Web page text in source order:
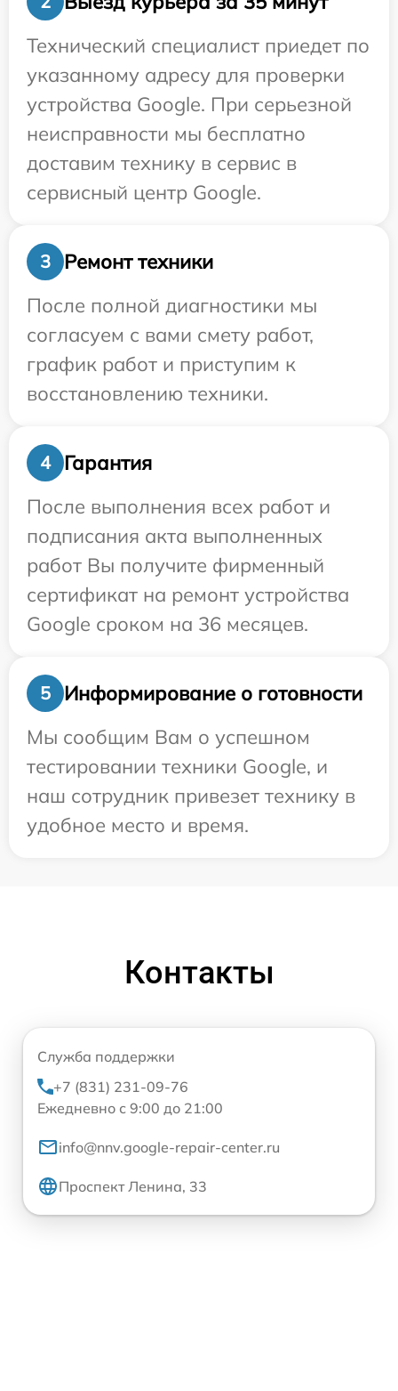
Технический специалист приедет по
указанному адресу для проверки
устройства Google. При серьезной
неисправности мы бесплатно
доставим технику в сервис в
сервисный центр Google.
3
Ремонт техники
После полной диагностики мы
согласуем с вами смету работ,
график работ и приступим к
восстановлению техники.
4
Гарантия
После выполнения всех работ и
подписания акта выполненных
работ Вы получите фирменный
сертификат на ремонт устройства
Google сроком на 36 месяцев.
5
Информирование о готовности
Мы сообщим Вам о успешном
тестировании техники Google, и
наш сотрудник привезет технику в
удобное место и время.
Контакты
Служба поддержки
+7 (831) 231-09-76
Ежедневно с 9:00 до 21:00
info@nnv.google-repair-center.ru
Проспект Ленина, 33